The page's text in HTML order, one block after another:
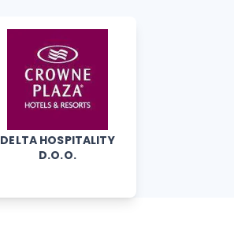
DELTA HOSPITALITY
D.O.O.